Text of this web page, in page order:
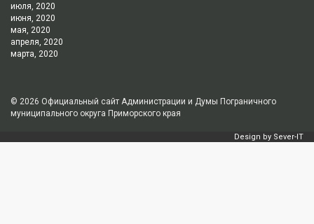
июля, 2020
июня, 2020
мая, 2020
апреля, 2020
марта, 2020
© 2026 Официальный сайт Администрации и Думы Пограничного
муниципального округа Приморского края
Design by Sever-IT